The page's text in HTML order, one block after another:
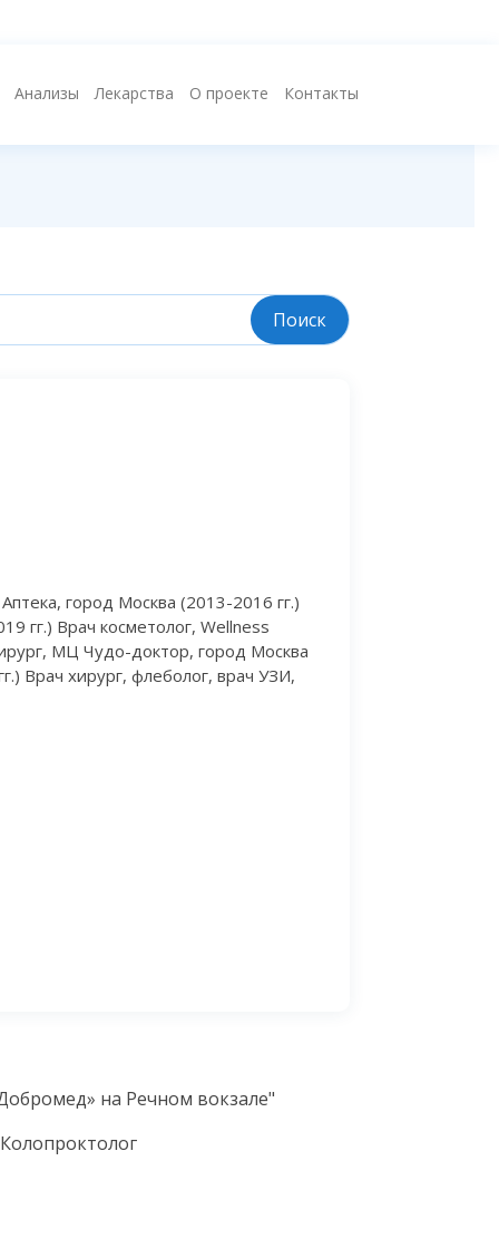
Анализы Лекарства О проекте Контакты
город Москва (2013-2016 гг.)
гг.) Врач косметолог, Wellness
МЦ Чудо-доктор, город Москва
Врач хирург, флеболог, врач УЗИ,
на Речном вокзале"